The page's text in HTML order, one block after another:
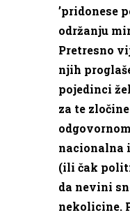
’pridonese
održanju
Pretresno
njih
pojedinci
za te
nacionalna
(ili čak
da nevini
nekolicine.